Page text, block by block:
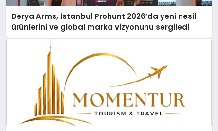
Derya Arms, İstanbul Prohunt 2026’da yeni nesil
ürünlerini ve global marka vizyonunu sergiledi